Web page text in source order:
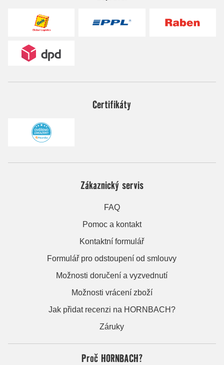
Certifikáty
Zákaznický servis
FAQ
Pomoc a kontakt
Kontaktní formulář
Formulář pro odstoupení od smlouvy
Možnosti doručení a vyzvednutí
Možnosti vrácení zboží
Jak přidat recenzi na HORNBACH?
Záruky
Proč HORNBACH?